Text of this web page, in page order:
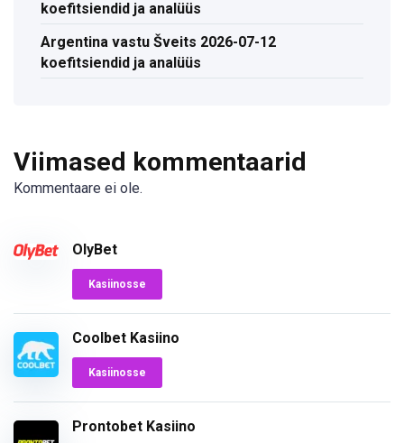
koefitsiendid ja analüüs
Argentina vastu Šveits 2026-07-12
koefitsiendid ja analüüs
Viimased kommentaarid
Kommentaare ei ole.
OlyBet
Kasiinosse
Coolbet Kasiino
Kasiinosse
Prontobet Kasiino